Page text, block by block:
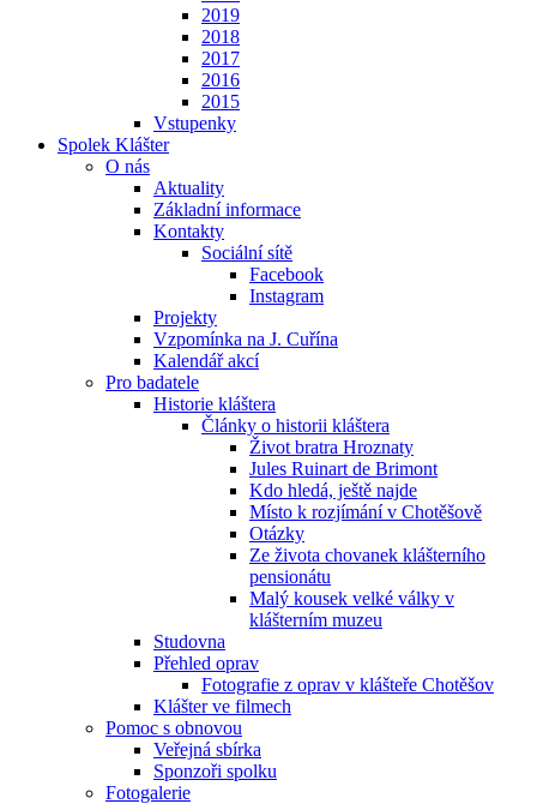
2019
2018
2017
2016
2015
Vstupenky
Spolek Klášter
O nás
Aktuality
Základní informace
Kontakty
Sociální sítě
Facebook
Instagram
Projekty
Vzpomínka na J. Cuřína
Kalendář akcí
Pro badatele
Historie kláštera
Články o historii kláštera
Život bratra Hroznaty
Jules Ruinart de Brimont
Kdo hledá, ještě najde
Místo k rozjímání v Chotěšově
Otázky
Ze života chovanek klášterního
pensionátu
Malý kousek velké války v
klášterním muzeu
Studovna
Přehled oprav
Fotografie z oprav v klášteře Chotěšov
Klášter ve filmech
Pomoc s obnovou
Veřejná sbírka
Sponzoři spolku
Fotogalerie